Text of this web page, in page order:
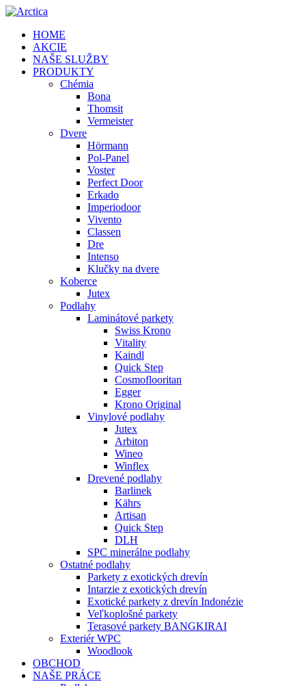
HOME
AKCIE
NAŠE SLUŽBY
PRODUKTY
Chémia
Bona
Thomsit
Vermeister
Dvere
Hörmann
Pol-Panel
Voster
Perfect Door
Erkado
Imperiodoor
Vivento
Classen
Dre
Intenso
Klučky na dvere
Koberce
Jutex
Podlahy
Laminátové parkety
Swiss Krono
Vitality
Kaindl
Quick Step
Cosmoflooritan
Egger
Krono Original
Vinylové podlahy
Jutex
Arbiton
Wineo
Winflex
Drevené podlahy
Barlinek
Kährs
Artisan
Quick Step
DLH
SPC minerálne podlahy
Ostatné podlahy
Parkety z exotických drevín
Intarzie z exotických drevín
Exotické parkety z drevín Indonézie
Veľkoplošné parkety
Terasové parkety BANGKIRAI
Exteriér WPC
Woodlook
OBCHOD
NAŠE PRÁCE